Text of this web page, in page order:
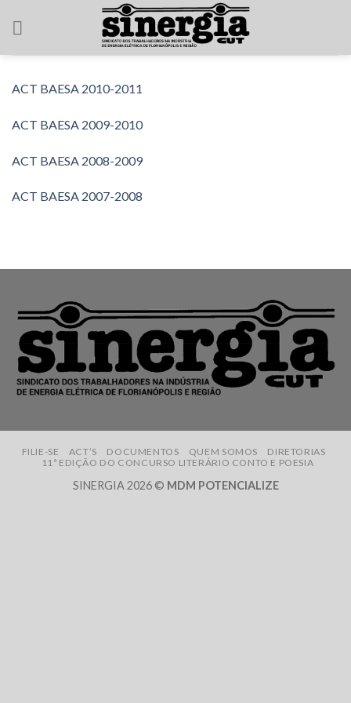
ACT BAESA 2010-2011
ACT BAESA 2009-2010
ACT BAESA 2008-2009
ACT BAESA 2007-2008
FILIE-SE ACT’S DOCUMENTOS QUEM SOMOS
DIRETORIAS
11ª EDIÇÃO DO CONCURSO LITERÁRIO CONTO E POESIA
SINERGIA 2026 © MDM POTENCIALIZE